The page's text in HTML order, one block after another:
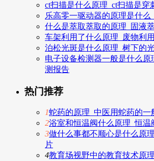
ct扫描是什么原理_ct扫描是穿
乐高零一驱动器的原理是什么
什么是萃取萃取的原理_固液
车架利用了什么原理_废物利
泊松光斑是什么原理_树下的
电子设备检测器一般是什么原
测报告
热门推荐
1蛇药的原理_中医用蛇药的一
2浴室和恒温阀什么原理_恒温
3做什么事都不顺心是什么原
片
4教育场视野中的教育技术原理